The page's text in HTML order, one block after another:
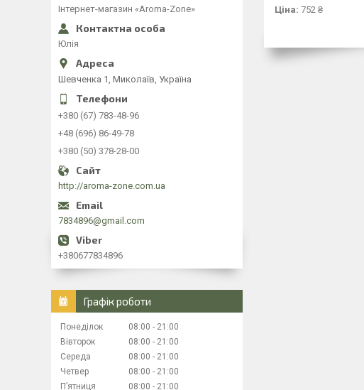
Ціна: 752 ₴
Інтернет-магазин «Aroma-Zone»
Юлія
Шевченка 1, Миколаїв, Україна
+380 (67) 783-48-96
+48 (696) 86-49-78
+380 (50) 378-28-00
http://aroma-zone.com.ua
7834896@gmail.com
+380677834896
Графік роботи
Понеділок 08:00
21:00
Вівторок
08:00
21:00
Середа
08:00
21:00
Четвер
08:00
21:00
Пʼятниця
08:00 21:00